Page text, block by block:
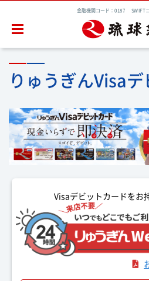
金融機関コード：0187 SWIFTコ
りゅうぎんVisa
Visaデビットカードをお